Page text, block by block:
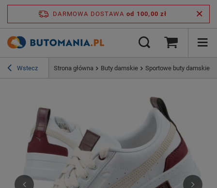
DARMOWA DOSTAWA od 100,00 zł
Wstecz Strona główna Buty damskie Sportowe buty damskie